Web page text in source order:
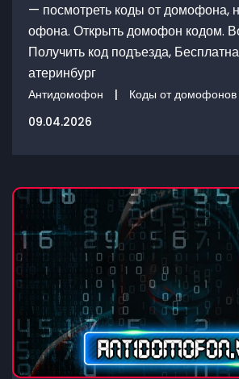
— посмотреть коды от домофона,
офона. Открыть домофон кодом.
Получить код подъезда,
атеринбург
Антидомофон | Коды от домофонов
09.04.2026